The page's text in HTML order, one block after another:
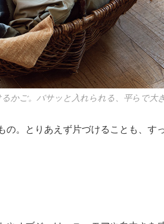
かご。バサッと入れられる、平らで大
。とりあえず片づけることも、す